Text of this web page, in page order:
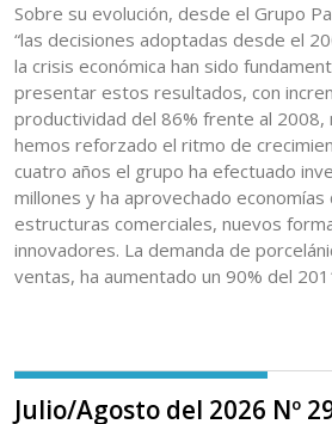
Sobre su evolución, desde el Grupo
“las decisiones adoptadas desde el
la crisis económica han sido
presentar estos resultados, con
productividad del 86% frente al 2008,
hemos reforzado el ritmo de
cuatro años el grupo ha efectuado
millones y ha aprovechado economías
estructuras comerciales, nuevos
innovadores. La demanda de
ventas, ha aumentado un 90% del
Julio/Agosto del 2026 Nº